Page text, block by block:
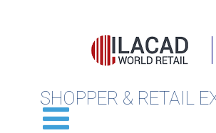
SHOPPER & RETAIL